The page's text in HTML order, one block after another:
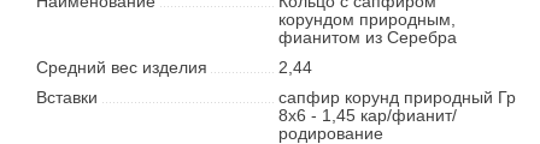
корундом природным,
фианитом из Серебра
Средний вес изделия
2,44
Вставки
сапфир корунд природный Гр
8х6 - 1,45 кар/фианит/
родирование